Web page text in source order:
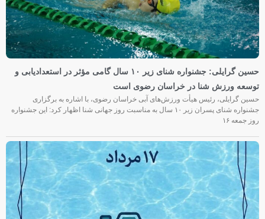
حسین گرایلی: جشنواره شنای زیر ۱۰ سال گامی مؤثر در استعدادیابی و
توسعه ورزش شنا در خراسان رضوی است
حسین گرایلی، رئیس هیأت ورزش‌های آبی خراسان رضوی، با اشاره به برگزاری
جشنواره شنای پسران زیر ۱۰ سال به مناسبت روز جهانی شنا اظهار کرد: این جشنواره
روز جمعه‌ ۱۶